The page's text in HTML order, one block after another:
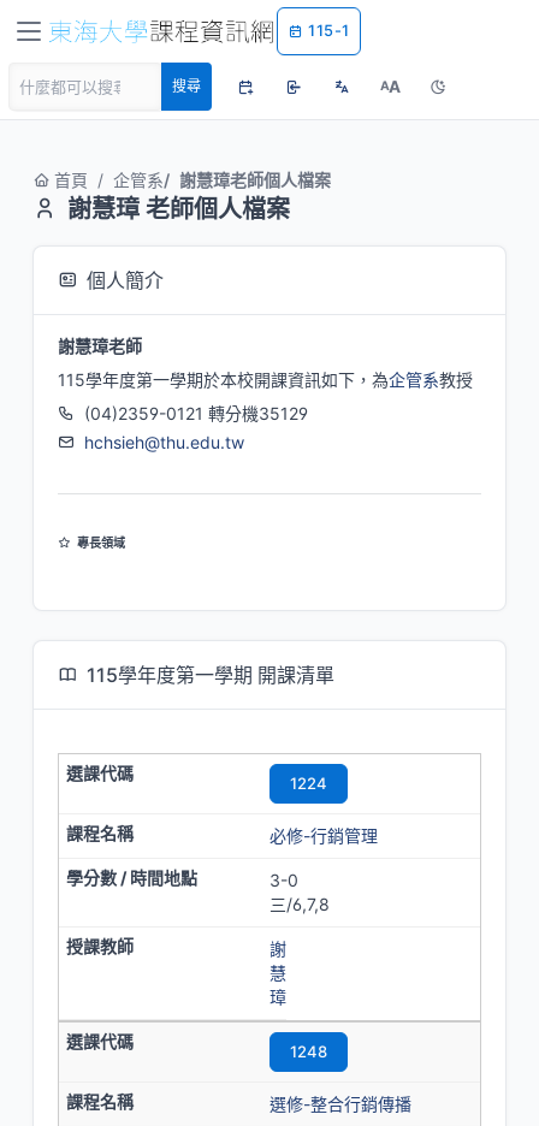
115-1
搜尋 AA
首頁 企管系 謝慧璋老師個人檔案
謝慧璋 老師個人檔案
個人簡介
謝慧璋老師
115學年度第一學期於本校開課資訊如下，為企管系教授
(04)2359-0121 轉分機35129
hchsieh@thu.edu.tw
專長領域
115學年度第一學期 開課清單
1224
必修-行銷管理
3-0
三/6,7,8
謝
慧
璋
1248
選修-整合行銷傳播